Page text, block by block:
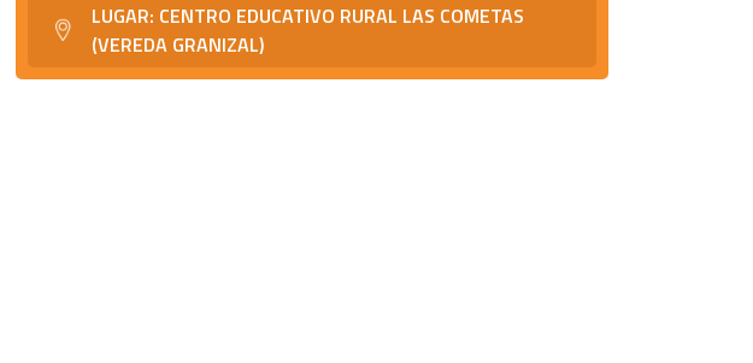
LUGAR: CENTRO EDUCATIVO RURAL LAS COMETAS
(VEREDA GRANIZAL)